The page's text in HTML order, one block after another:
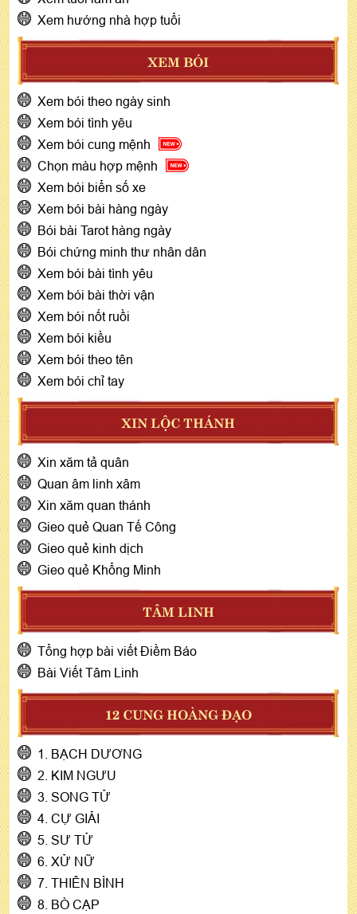
Xem hướng nhà hợp tuổi
XEM BÓI
Xem bói theo ngày sinh
Xem bói tình yêu
Xem bói cung mệnh
Chọn màu hợp mệnh
Xem bói biển số xe
Xem bói bài hàng ngày
Bói bài Tarot hàng ngày
Bói chứng minh thư nhân dân
Xem bói bài tình yêu
Xem bói bài thời vận
Xem bói nốt ruồi
Xem bói kiều
Xem bói theo tên
Xem bói chỉ tay
XIN LỘC THÁNH
Xin xăm tả quân
Quan âm linh xâm
Xin xăm quan thánh
Gieo quẻ Quan Tế Công
Gieo quẻ kinh dịch
Gieo quẻ Khổng Minh
TÂM LINH
Tổng hợp bài viết Điềm Báo
Bài Viết Tâm Linh
12 CUNG HOÀNG ĐẠO
1. BẠCH DƯƠNG
2. KIM NGƯU
3. SONG TỬ
4. CỰ GIẢI
5. SƯ TỬ
6. XỬ NỮ
7. THIÊN BÌNH
8. BÒ CẠP